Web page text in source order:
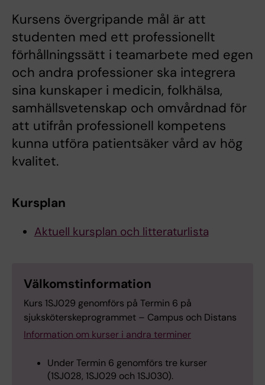
Kursens övergripande mål är att
studenten med ett professionellt
förhållningssätt i teamarbete med egen
och andra professioner ska integrera
sina kunskaper i medicin, folkhälsa,
samhällsvetenskap och omvårdnad för
att utifrån professionell kompetens
kunna utföra patientsäker vård av hög
kvalitet.
Kursplan
Aktuell kursplan och litteraturlista
Välkomstinformation
Kurs 1SJ029 genomförs på Termin 6 på
sjuksköterskeprogrammet – Campus och Distans
Information om kurser i andra terminer
Under Termin 6 genomförs tre kurser
(1SJ028, 1SJ029 och 1SJ030).